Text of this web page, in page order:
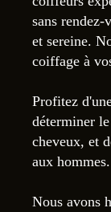
sans
et sereine.
coiffage à
Profitez
déterminer
cheveux, et
aux hommes.
Nous avons